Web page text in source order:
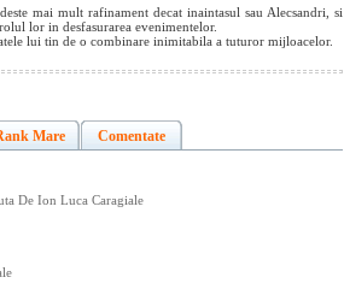
mai mult rafinament decat inaintasul sau Alecsandri, si
lor in desfasurarea evenimentelor.
lui tin de o combinare inimitabila a tuturor mijloacelor.
Mare Comentate
De Ion Luca Caragiale